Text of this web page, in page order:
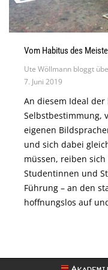
Vom Habitus des
Ute Wöllmann bloggt
7. Juni 2019
An diesem Ideal
Selbstbestimmung,
eigenen
und sich dabei
müssen, reiben
Studentinnen und
Führung – an den
hoffnungslos auf